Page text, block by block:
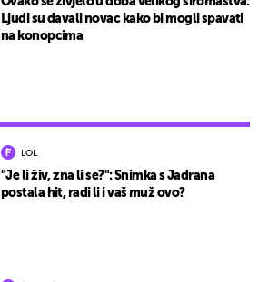
LOL
"Je li živ, zna li se?": Snimka s Jadrana
postala hit, radi li i vaš muž ovo?
Ljudi su davali novac kako bi mogli spavati
na konopcima